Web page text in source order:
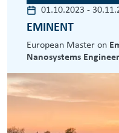
01.10.2023 -
EMINENT
European Master on
Nanosystems